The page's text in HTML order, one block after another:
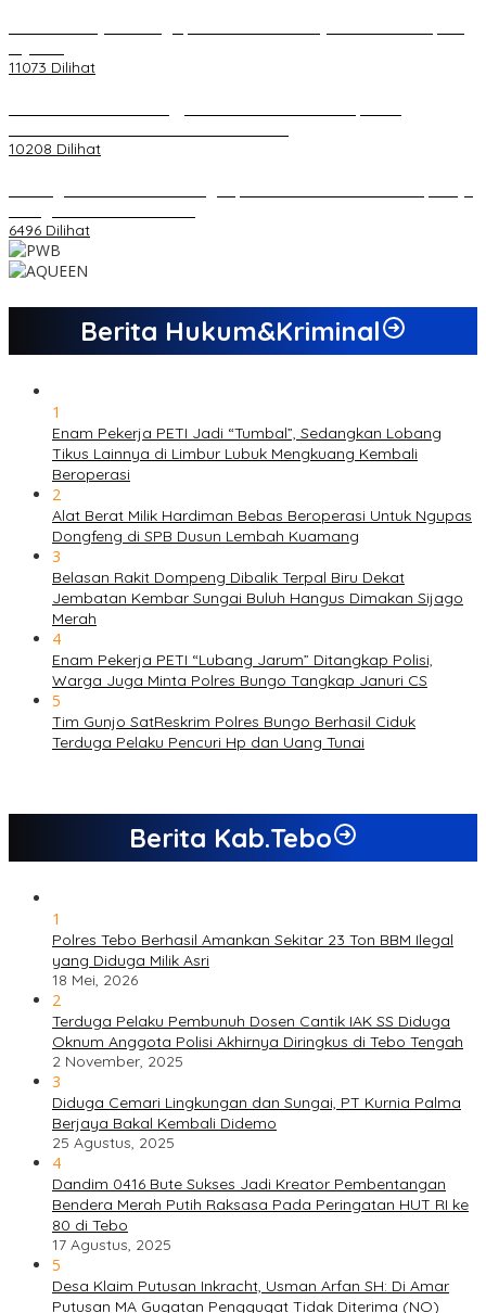
11073 Dilihat
10208 Dilihat
6496 Dilihat
Berita Hukum&Kriminal
1
Enam Pekerja PETI Jadi “Tumbal”, Sedangkan Lobang
Tikus Lainnya di Limbur Lubuk Mengkuang Kembali
Beroperasi
2
Alat Berat Milik Hardiman Bebas Beroperasi Untuk Ngupas
Dongfeng di SPB Dusun Lembah Kuamang
3
Belasan Rakit Dompeng Dibalik Terpal Biru Dekat
Jembatan Kembar Sungai Buluh Hangus Dimakan Sijago
Merah
4
Enam Pekerja PETI “Lubang Jarum” Ditangkap Polisi,
Warga Juga Minta Polres Bungo Tangkap Januri CS
5
Tim Gunjo SatReskrim Polres Bungo Berhasil Ciduk
Terduga Pelaku Pencuri Hp dan Uang Tunai
Berita Kab.Tebo
1
Polres Tebo Berhasil Amankan Sekitar 23 Ton BBM Ilegal
yang Diduga Milik Asri
18 Mei, 2026
2
Terduga Pelaku Pembunuh Dosen Cantik IAK SS Diduga
Oknum Anggota Polisi Akhirnya Diringkus di Tebo Tengah
2 November, 2025
3
Diduga Cemari Lingkungan dan Sungai, PT Kurnia Palma
Berjaya Bakal Kembali Didemo
25 Agustus, 2025
4
Dandim 0416 Bute Sukses Jadi Kreator Pembentangan
Bendera Merah Putih Raksasa Pada Peringatan HUT RI ke
80 di Tebo
17 Agustus, 2025
5
Desa Klaim Putusan Inkracht, Usman Arfan SH: Di Amar
Putusan MA Gugatan Penggugat Tidak Diterima (NO)